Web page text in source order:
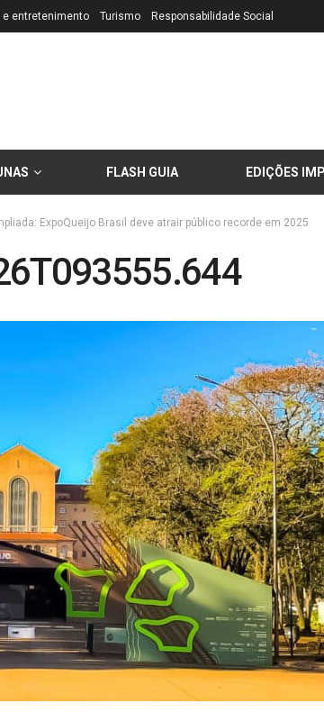
e entretenimento Turismo Responsabilidade Social
FLASH GUIA EDIÇÕES
ExpoQueijo Brasil deve atrair público recorde em 2025